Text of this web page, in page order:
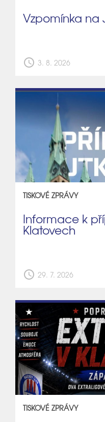
Vzpomínka na
schedule 3. 8. 2026
TISKOVÉ ZPRÁVY
Informace k
Klatovech
schedule 29. 7. 2026
TISKOVÉ ZPRÁVY